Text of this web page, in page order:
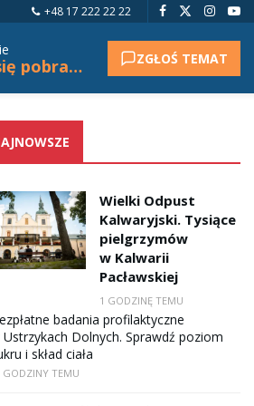
+48 17 222 22 22
Nie udało się pobrać tytułu. ZGŁOŚ TEMAT
Wielki Odpust
Kalwaryjski. Tysiące
pielgrzymów
w Kalwarii
Pacławskiej
1 GODZINĘ TEMU
badania profilaktyczne
Ustrzykach Dolnych. Sprawdź poziom
i skład ciała
GODZINY TEMU